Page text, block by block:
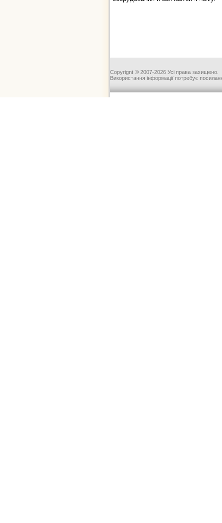
Copyrignt © 2007-2026 Усі права захищено.
Використання інформації потребує